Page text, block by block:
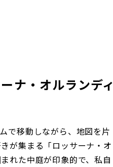
ナ・オルランディ
で移動しながら、地図を片
が集まる「ロッサーナ・オ
れた中庭が印象的で、私自